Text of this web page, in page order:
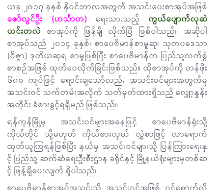
ယခု ၂ဝ၁၇ ခုနှစ် နိုဝင်ဘာလအတွက် အသင်းပေးစာအုပ်အဖြစ်
ဇော်လွင်ဦး (ဟင်္သာတ) ရေးသားသည့် ကွယ်ပျောက်လုဆဲ
ယင်းတလဲ စာအုပ်ကို ဖြန့်ချိ လိုက်ပြီ ဖြစ်ပါသည်။ အဆိုပါ
စာအုပ်သည် ၂၀၁၄ ခုနှစ်၊ စာပေဗိမာန်စာမူဆု၊ သုတပဒေသာ
(ဝိဇ္ဇာ) ဒုတိယဆုရ စာမူဖြစ်ပြီး စာပေဗိမာန်က ပြည်သူ့လက်စွဲ
စာစဉ်အဖြစ် ထုတ်ဝေလိုက်ခြင်းဖြစ်သည်။ ထိုစာအုပ်ကို တန်ဖိုး
၆၀၀ ကျပ်ဖြင့် ရောင်းချသော်လည်း အသင်းဝင်များအတွက်မူ
အသင်းဝင် သက်တမ်းအလိုက် သတ်မှတ်ထားရှိသည့် လျှော့နှုန်း
အတိုင်း ခံစားခွင့်ရရှိမည် ဖြစ်သည်။
ရန်ကုန်မြို့မှ အသင်းဝင်များအနေဖြင့် စာပေဗိမာန်ရုံးသို့
ကိုယ်တိုင် သို့မဟုတ် ကိုယ်စားလှယ် လွှဲစာဖြင့် လာရောက်
ထုတ်ယူကြရန်ဖြစ်ပြီး နယ်မှ အသင်းဝင်များသို့ ပြန်ကြားရေးနှ
င့် ပြည်သူ့ ဆက်ဆံရေးဦးစီးဌာန ခရိုင်နှင့် မြို့နယ်ရုံးများမှတစ်ဆ
င့် ဖြန့်ချိပေးလျက် ရှိပါသည်။